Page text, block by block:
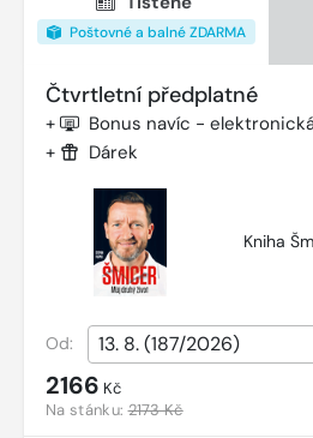
Poštovné a balné ZDARMA
Čtvrtletní předplatné
+ Bonus navíc -
+ Dárek
Kniha
Od:
2166 Kč
Na stánku:2173 Kč